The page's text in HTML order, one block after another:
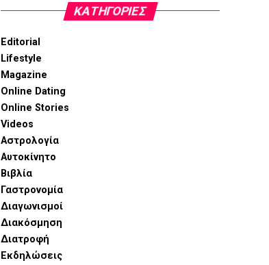
KΑΤΗΓΟΡΊΕΣ
Editorial
Lifestyle
Magazine
Online Dating
Online Stories
Videos
Αστρολογία
Αυτοκίνητο
Βιβλία
Γαστρονομία
Διαγωνισμοί
Διακόσμηση
Διατροφή
Εκδηλώσεις